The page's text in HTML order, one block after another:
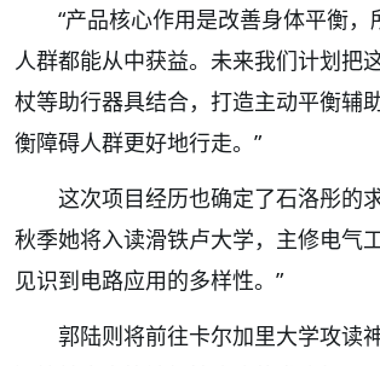
“产品核心作用是改善身体平衡，
人群都能从中获益。未来我们计划把
杖等助行器具结合，打造主动平衡辅
衡障碍人群更好地行走。”
这次项目经历也确定了石洛彤的
秋季她将入读滑铁卢大学，主修电气
见识到电路应用的多样性。”
郭陆则将前往卡尔加里大学攻读